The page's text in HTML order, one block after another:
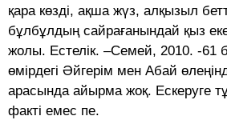
қара көзді, ақша жүз, алқызыл
бұлбұлдың сайрағанындай қыз
жолы. Естелік. –Семей, 2010. -61
өмірдегі Әйгерім мен Абай
арасында айырма жоқ. Ескеруге
факті емес пе.